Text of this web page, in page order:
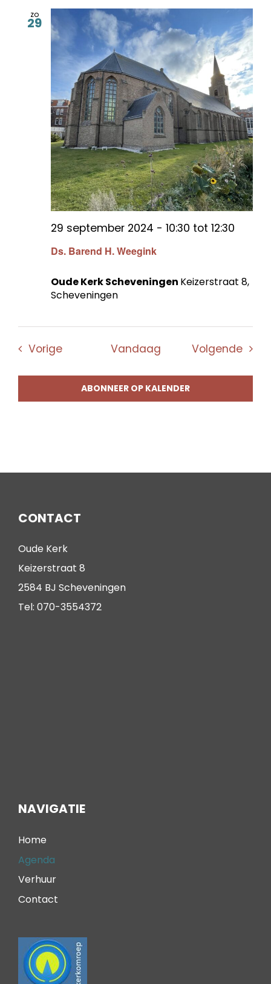
zo
29
Ds. Barend H. Weegink
29 september 2024 - 10:30 tot 12:30
Oude Kerk Scheveningen Keizerstraat 8,
Scheveningen
VorigeEvenementenVandaag Volgende
ABONNEER OP KALENDER
CONTACT
Oude Kerk
Keizerstraat 8
2584 BJ Scheveningen
Tel: 070-3554372
NAVIGATIE
Home
Agenda
Verhuur
Contact